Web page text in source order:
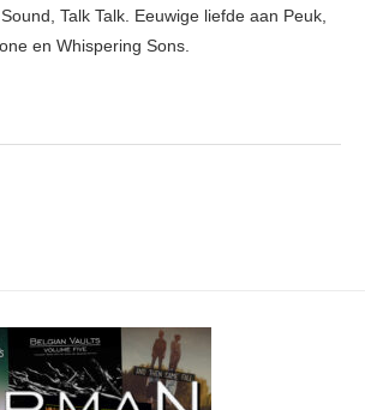
Talk Talk. Eeuwige liefde aan Peuk,
en Whispering Sons.